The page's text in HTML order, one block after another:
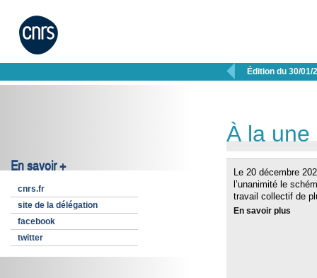
 Édition du 30/01/
En savoir +
cnrs.fr
site de la délégation
facebook
twitter
À la une
Le 20 décembre
l’unanimité le
travail collectif de
En savoir plus